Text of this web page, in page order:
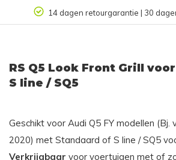
14 dagen retourgarantie | 30
RS Q5 Look Front Grill
S line / SQ5
Geschikt voor Audi Q5 FY modellen
2020) met Standaard of S line / SQ5
Verkrijgbaar voor voertuigen met of